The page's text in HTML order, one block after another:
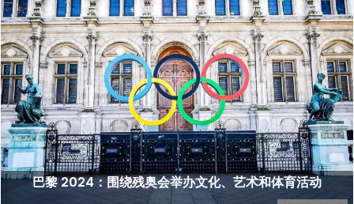
巴黎 2024：围绕残奥会举办文化、艺术和体育活动